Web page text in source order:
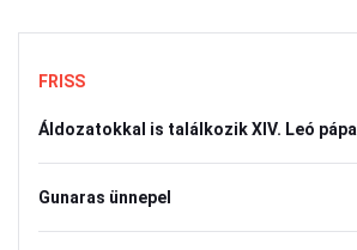
FRISS
Áldozatokkal is találkozik XIV. Leó pápa
Gunaras ünnepel